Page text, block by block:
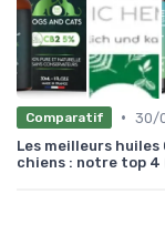
Comparatif • 30/
Les meilleurs huiles
chiens : notre top 4